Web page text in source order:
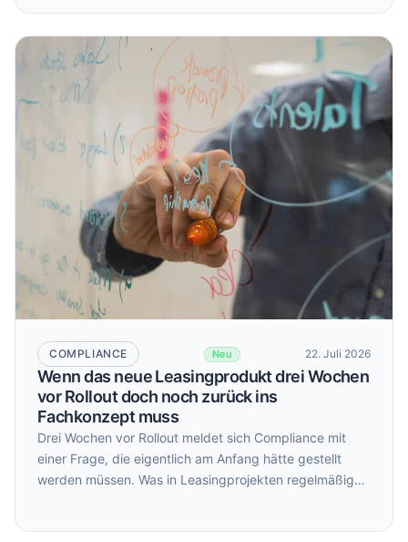
COMPLIANCE Neu 22. Juli 2026
Wenn das neue Leasingprodukt drei Wochen
vor Rollout doch noch zurück ins
Fachkonzept muss
Drei Wochen vor Rollout meldet sich Compliance mit
einer Frage, die eigentlich am Anfang hätte gestellt
werden müssen. Was in Leasingprojekten regelmäßig